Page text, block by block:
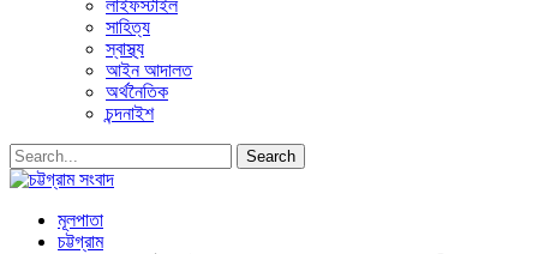
লাইফস্টাইল
সাহিত্য
স্বাস্থ্য
আইন আদালত
অর্থনৈতিক
চন্দনাইশ
মূলপাতা
চট্টগ্রাম